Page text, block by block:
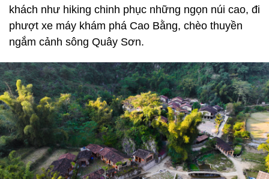
khách như hiking chinh phục những ngọn núi cao, đi
phượt xe máy khám phá Cao Bằng, chèo thuyền
ngắm cảnh sông Quây Sơn.